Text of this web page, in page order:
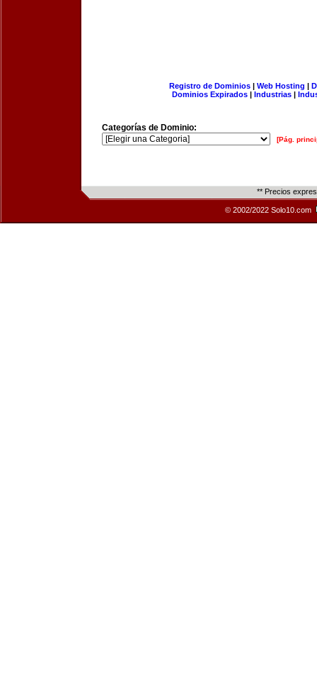
Registro de Dominios| Web Hosting |
Dominios Expirados | Industrias |
Categorías de Dominio:
[Pág.
** Precios
© 2002/2022 Solo10.com